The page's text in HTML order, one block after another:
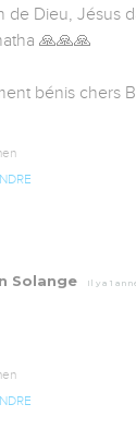
de Dieu, Jésus
🙏🙏🙏
bénis chers
Solange Il y a 1